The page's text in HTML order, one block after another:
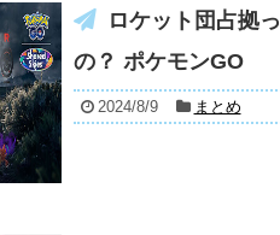
ロケット団占拠
の？ ポケモンGO
2024/8/9 まとめ